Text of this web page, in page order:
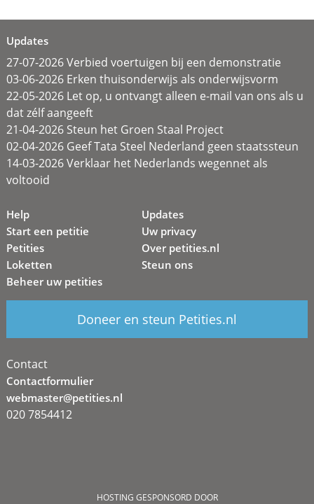
Updates
27-07-2026 Verbied voertuigen bij een demonstratie
03-06-2026 Erken thuisonderwijs als onderwijsvorm
22-05-2026 Let op, u ontvangt alleen e-mail van ons als u
dat zélf aangeeft
21-04-2026 Steun het Groen Staal Project
02-04-2026 Geef Tata Steel Nederland geen staatssteun
14-03-2026 Verklaar het Nederlands wegennet als
voltooid
Help
Start een petitie
Petities
Loketten
Beheer uw petities
Updates
Uw privacy
Over petities.nl
Steun ons
Doneer en steun Petities.nl
Contact
Contactformulier
webmaster@petities.nl
020 7854412
HOSTING GESPONSORD DOOR